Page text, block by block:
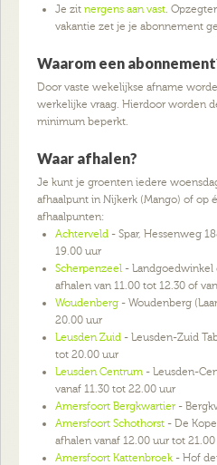
Je zit nergens aan vast.
vakantie zet je je abonnement
Waarom een
Door vaste wekelijkse afname
werkelijke vraag. Hierdoor worden
minimum beperkt.
Waar afhalen?
Je kunt je groenten iedere
afhaalpunt in Nijkerk (Mango) of op
afhaalpunten:
Achterveld - Spar, Hessenweg
19.00 uur
Scherpenzeel - Landgoedwinkel
afhalen van 11.00 tot 12.30 of
Woudenberg - Woudenberg
20.00 uur
Leusden Zuid - Leusden-Zuid
tot 20.00 uur
Leusden Centrum - Leusden-
vanaf 11.30 tot 22.00 uur
Amersfoort Bergkwartier -
Amersfoort Schothorst - De
afhalen vanaf 12.00 uur tot
Amersfoort Kattenbroek - Hof